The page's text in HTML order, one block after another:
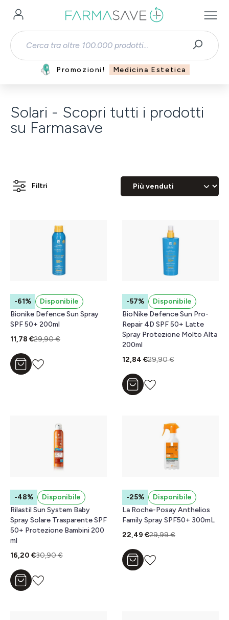
Passa al contenuto principale
Promozioni! Medicina Estetica
Solari - Scopri tutti i prodotti
su Farmasave
Filtri
-61%
Disponibile
Bionike Defence Sun Spray
SPF 50+ 200ml
11,78 €29,90 €
Aggiungi al carrello
-57%
Disponibile
BioNike Defence Sun Pro-
Repair 4D SPF 50+ Latte
Spray Protezione Molto Alta
200ml
12,84 €29,90 €
Aggiungi al carrello
-48%
Disponibile
Rilastil Sun System Baby
Spray Solare Trasparente SPF
50+ Protezione Bambini 200
ml
16,20 €30,90 €
Aggiungi al carrello
-25%
Disponibile
La Roche-Posay Anthelios
Family Spray SPF50+ 300mL
22,49 €29,99 €
Aggiungi al carrello